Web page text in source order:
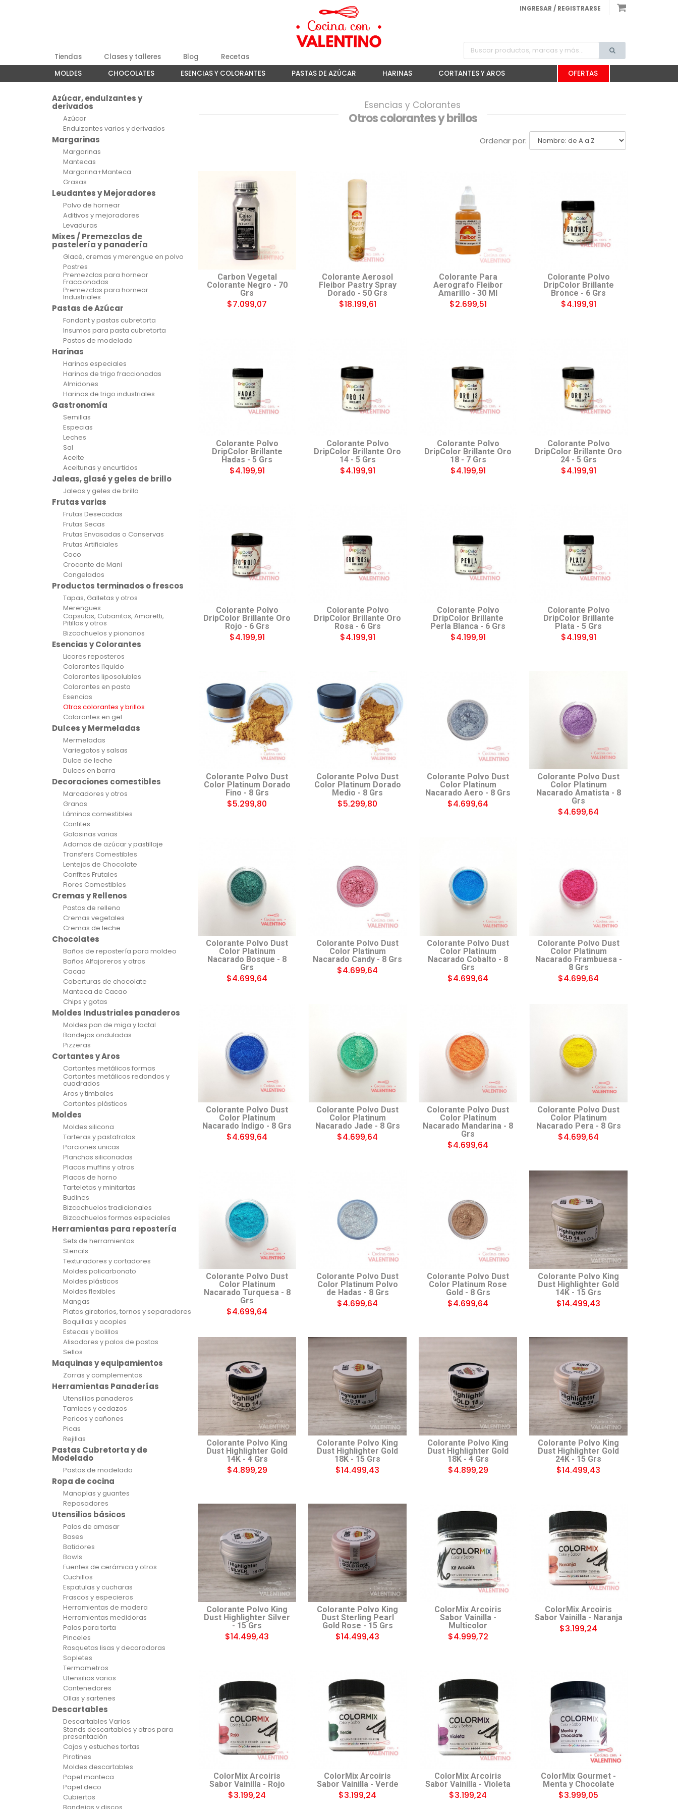
INGRESAR / REGISTRARSE
Tiendas Clases y talleres Blog
Recetas
MOLDES
CHOCOLATES ESENCIAS Y COLORANTES PASTAS DE AZÚCAR HARINAS CORTANTES Y AROS OFERTAS
Azúcar, endulzantes y
derivados
Azúcar
Endulzantes varios y derivados
Margarinas
Margarinas
Mantecas
Margarina+Manteca
Grasas
Leudantes y Mejoradores
Polvo de hornear
Aditivos y mejoradores
Levaduras
Mixes / Premezclas de
pastelería y panadería
Glacé, cremas y merengue en polvo
Postres
Premezclas para hornear
Fraccionadas
Premezclas para hornear
Industriales
Pastas de Azúcar
Fondant y pastas cubretorta
Insumos para pasta cubretorta
Pastas de modelado
Harinas
Harinas especiales
Harinas de trigo fraccionadas
Almidones
Harinas de trigo industriales
Gastronomía
Semillas
Especias
Leches
Sal
Aceite
Aceitunas y encurtidos
Jaleas, glasé y geles de brillo
Jaleas y geles de brillo
Frutas varias
Frutas Desecadas
Frutas Secas
Frutas Envasadas o Conservas
Frutas Artificiales
Coco
Crocante de Mani
Congelados
Productos terminados o frescos
Tapas, Galletas y otros
Merengues
Capsulas, Cubanitos, Amaretti,
Pitillos y otros
Bizcochuelos y piononos
Esencias y Colorantes
Licores reposteros
Colorantes líquido
Colorantes liposolubles
Colorantes en pasta
Esencias
Otros colorantes y brillos
Colorantes en gel
Dulces y Mermeladas
Mermeladas
Variegatos y salsas
Dulce de leche
Dulces en barra
Decoraciones comestibles
Marcadores y otros
Granas
Láminas comestibles
Confites
Golosinas varias
Adornos de azúcar y pastillaje
Transfers Comestibles
Lentejas de Chocolate
Confites Frutales
Flores Comestibles
Cremas y Rellenos
Pastas de relleno
Cremas vegetales
Cremas de leche
Chocolates
Baños de repostería para moldeo
Baños Alfajoreros y otros
Cacao
Coberturas de chocolate
Manteca de Cacao
Chips y gotas
Moldes Industriales panaderos
Moldes pan de miga y lactal
Bandejas onduladas
Pizzeras
Cortantes y Aros
Cortantes metálicos formas
Cortantes metálicos redondos y
cuadrados
Aros y timbales
Cortantes plásticos
Moldes
Moldes silicona
Tarteras y pastafrolas
Porciones unicas
Planchas siliconadas
Placas muffins y otros
Placas de horno
Tarteletas y minitartas
Budines
Bizcochuelos tradicionales
Bizcochuelos formas especiales
Herramientas para repostería
Sets de herramientas
Stencils
Texturadores y cortadores
Moldes policarbonato
Moldes plásticos
Moldes flexibles
Mangas
Platos giratorios, tornos y separadores
Boquillas y acoples
Estecas y bolillos
Alisadores y palos de pastas
Sellos
Maquinas y equipamientos
Zorras y complementos
Herramientas Panaderías
Utensilios panaderos
Tamices y cedazos
Pericos y cañones
Picas
Rejillas
Pastas Cubretorta y de
Modelado
Pastas de modelado
Ropa de cocina
Manoplas y guantes
Repasadores
Utensilios básicos
Palos de amasar
Bases
Batidores
Bowls
Fuentes de cerámica y otros
Cuchillos
Espatulas y cucharas
Frascos y especieros
Herramientas de madera
Herramientas medidoras
Palas para torta
Pinceles
Rasquetas lisas y decoradoras
Sopletes
Termometros
Utensilios varios
Contenedores
Ollas y sartenes
Descartables
Descartables Varios
Stands descartables y otros para
presentación
Cajas y estuches tortas
Pirotines
Moldes descartables
Papel manteca
Papel deco
Cubiertos
Esencias y Colorantes
Otros colorantes y brillos
Ordenar por:
Carbon Vegetal
Colorante Negro - 70
Grs
$7.099,07
Colorante Aerosol
Fleibor Pastry Spray
Dorado - 50 Grs
$18.199,61
Colorante Para
Aerografo Fleibor
Amarillo - 30 Ml
$2.699,51
Colorante Polvo
DripColor Brillante
Bronce - 6 Grs
$4.199,91
Colorante Polvo
DripColor Brillante
Hadas - 5 Grs
$4.199,91
Colorante Polvo
DripColor Brillante Oro
14 - 5 Grs
$4.199,91
Colorante Polvo
DripColor Brillante Oro
18 - 7 Grs
$4.199,91
Colorante Polvo
DripColor Brillante Oro
24 - 5 Grs
$4.199,91
Colorante Polvo
DripColor Brillante Oro
Rojo - 6 Grs
$4.199,91
Colorante Polvo
DripColor Brillante Oro
Rosa - 6 Grs
$4.199,91
Colorante Polvo
DripColor Brillante
Perla Blanca - 6 Grs
$4.199,91
Colorante Polvo
DripColor Brillante
Plata - 5 Grs
$4.199,91
Colorante Polvo Dust
Color Platinum Dorado
Fino - 8 Grs
$5.299,80
Colorante Polvo Dust
Color Platinum Dorado
Medio - 8 Grs
$5.299,80
Colorante Polvo Dust
Color Platinum
Nacarado Aero - 8 Grs
$4.699,64
Colorante Polvo Dust
Color Platinum
Nacarado Amatista - 8
Grs
$4.699,64
Colorante Polvo Dust
Color Platinum
Nacarado Bosque - 8
Grs
$4.699,64
Colorante Polvo Dust
Color Platinum
Nacarado Candy - 8 Grs
$4.699,64
Colorante Polvo Dust
Color Platinum
Nacarado Cobalto - 8
Grs
$4.699,64
Colorante Polvo Dust
Color Platinum
Nacarado Frambuesa -
8 Grs
$4.699,64
Colorante Polvo Dust
Color Platinum
Nacarado Indigo - 8 Grs
$4.699,64
Colorante Polvo Dust
Color Platinum
Nacarado Jade - 8 Grs
$4.699,64
Colorante Polvo Dust
Color Platinum
Nacarado Mandarina - 8
Grs
$4.699,64
Colorante Polvo Dust
Color Platinum
Nacarado Pera - 8 Grs
$4.699,64
Colorante Polvo Dust
Color Platinum
Nacarado Turquesa - 8
Grs
$4.699,64
Colorante Polvo Dust
Color Platinum Polvo
de Hadas - 8 Grs
$4.699,64
Colorante Polvo Dust
Color Platinum Rose
Gold - 8 Grs
$4.699,64
Colorante Polvo King
Dust Highlighter Gold
14K - 15 Grs
$14.499,43
Colorante Polvo King
Dust Highlighter Gold
14K - 4 Grs
$4.899,29
Colorante Polvo King
Dust Highlighter Gold
18K - 15 Grs
$14.499,43
Colorante Polvo King
Dust Highlighter Gold
18K - 4 Grs
$4.899,29
Colorante Polvo King
Dust Highlighter Gold
24K - 15 Grs
$14.499,43
Colorante Polvo King
Dust Highlighter Silver
- 15 Grs
$14.499,43
Colorante Polvo King
Dust Sterling Pearl
Gold Rose - 15 Grs
$14.499,43
ColorMix Arcoiris
Sabor Vainilla -
Multicolor
$4.999,72
ColorMix Arcoiris
Sabor Vainilla - Naranja
$3.199,24
ColorMix Arcoiris
Sabor Vainilla - Rojo
$3.199,24
ColorMix Arcoiris
Sabor Vainilla - Verde
$3.199,24
ColorMix Arcoiris
Sabor Vainilla - Violeta
$3.199,24
ColorMix Gourmet -
Menta y Chocolate
$3.999,05